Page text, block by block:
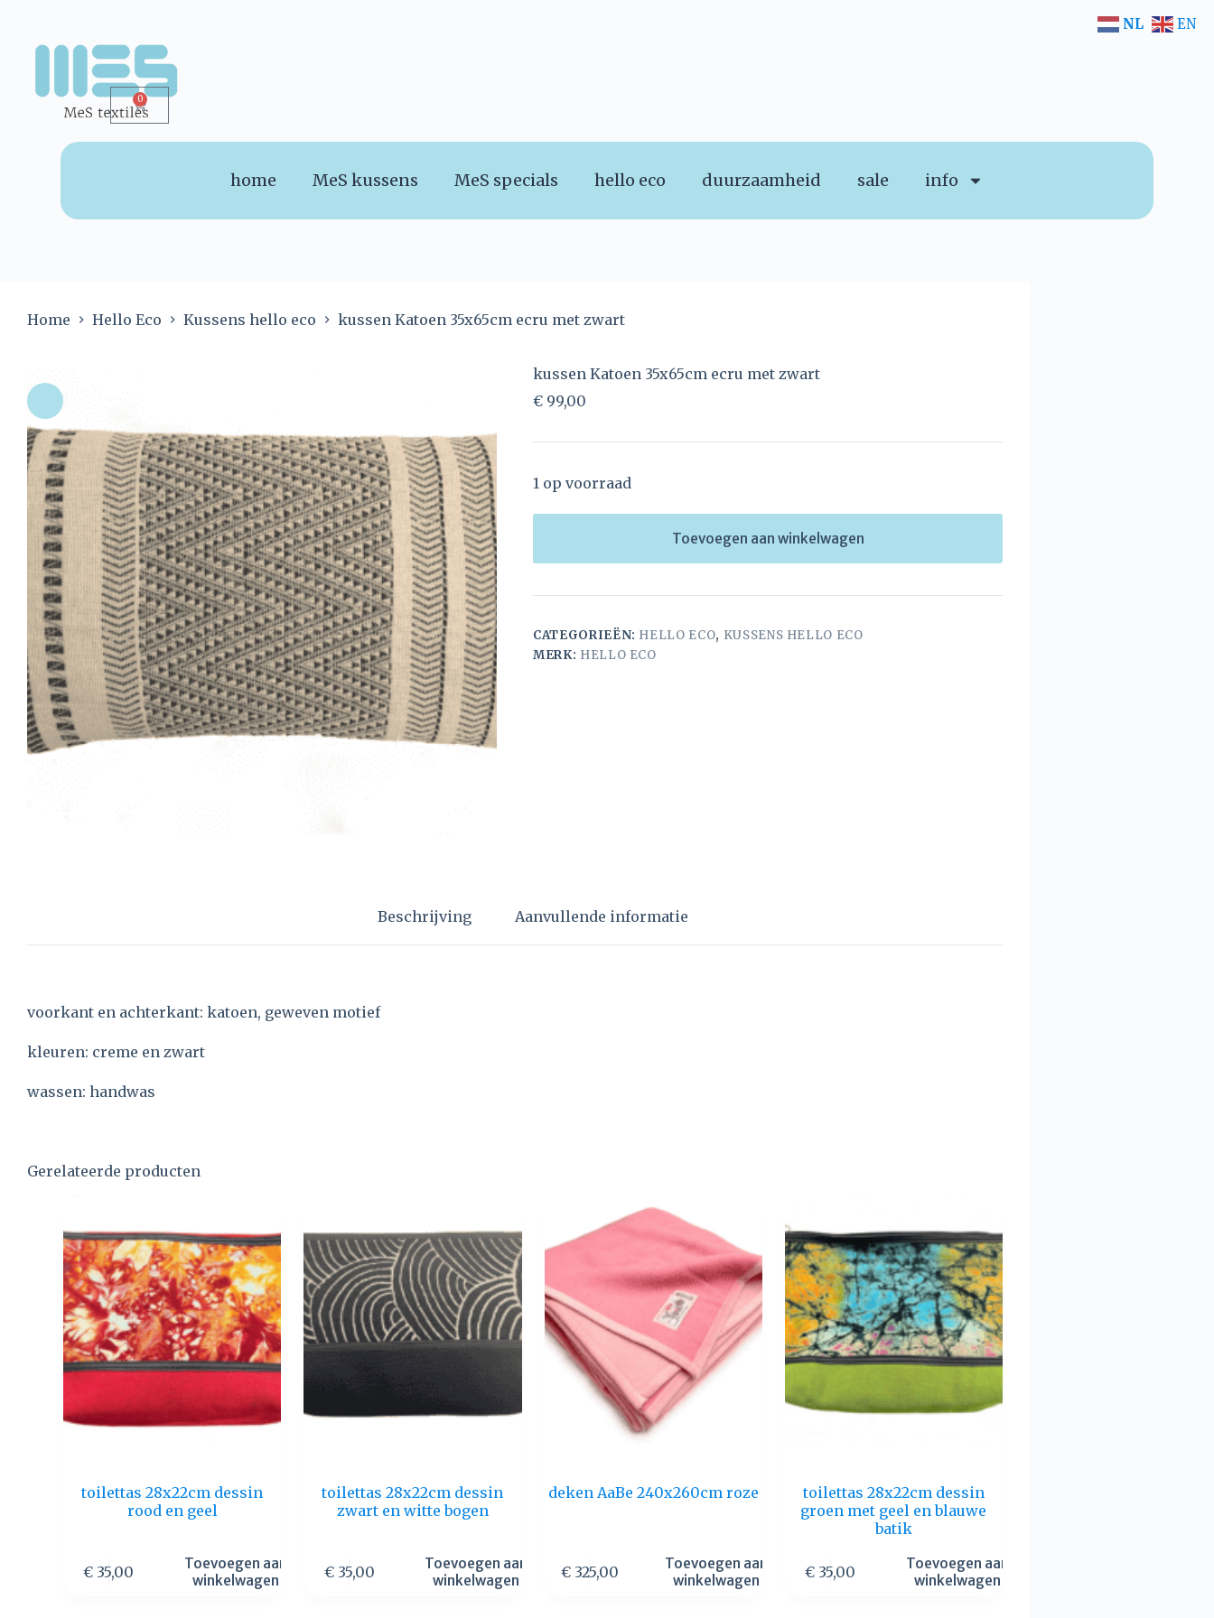
0
home MeS kussens MeS specials hello eco duurzaamheid sale info
Home Hello Eco Kussens hello eco kussen Katoen 35x65cm ecru met zwart
kussen Katoen 35x65cm ecru met zwart
€ 99,00
1 op voorraad
Toevoegen aan winkelwagen
CATEGORIEËN: HELLO ECO, KUSSENS HELLO ECO
MERK: HELLO ECO
Beschrijving Aanvullende informatie
voorkant en achterkant: katoen, geweven motief
kleuren: creme en zwart
wassen: handwas
Gerelateerde producten
toilettas 28x22cm dessin
rood en geel
€ 35,00
Toevoegen aan
winkelwagen
toilettas 28x22cm dessin
zwart en witte bogen
€35,00
Toevoegen aan
winkelwagen
deken AaBe 240x260cm roze
€325,00
Toevoegen aan
winkelwagen
toilettas 28x22cm dessin
groen met geel en blauwe
batik
€ 35,00
Toevoegen aan
winkelwagen
NL EN